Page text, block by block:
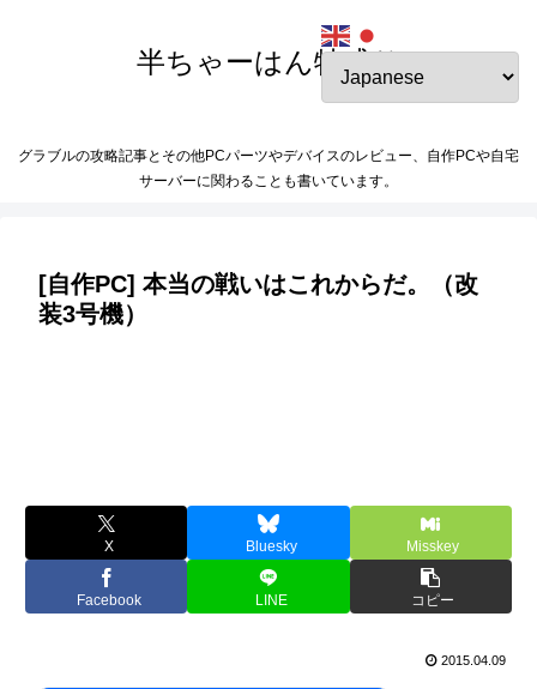
半ちゃーはん特盛り
グラブルの攻略記事とその他PCパーツやデバイスのレビュー、自作PCや自宅
サーバーに関わることも書いています。
[自作PC] 本当の戦いはこれからだ。（改
装3号機）
X Bluesky Misskey
Facebook LINE コピー
2015.04.09